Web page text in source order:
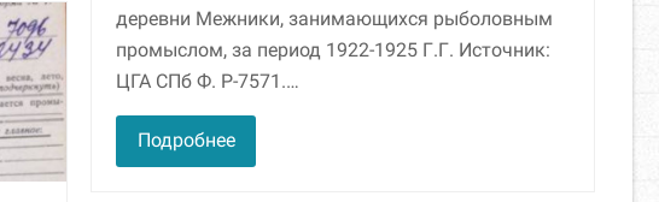
деревни Межники, занимающихся рыболовным
промыслом, за период 1922-1925 Г.Г. Источник:
ЦГА СПб Ф. Р-7571.…
Подробнее